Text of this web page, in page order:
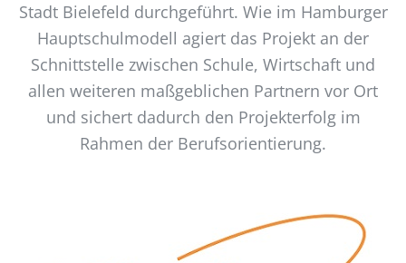
Stadt Bielefeld durchgeführt. Wie im Hamburger
Hauptschulmodell agiert das Projekt an der
Schnittstelle zwischen Schule, Wirtschaft und
allen weiteren maßgeblichen Partnern vor Ort
und sichert dadurch den Projekterfolg im
Rahmen der Berufsorientierung.